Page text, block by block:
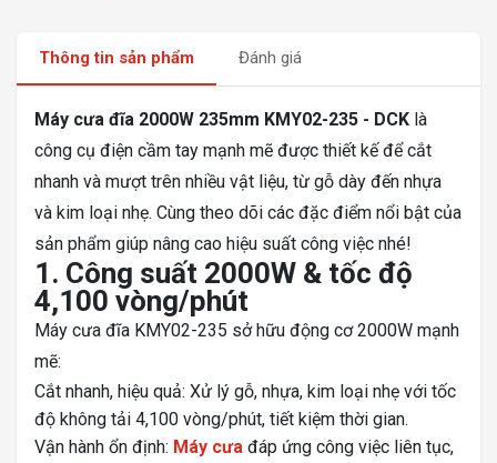
Thông tin sản phẩm Đánh giá
Máy cưa đĩa 2000W 235mm KMY02-235 - DCK là
công cụ điện cầm tay mạnh mẽ được thiết kế để cắt
nhanh và mượt trên nhiều vật liệu, từ gỗ dày đến nhựa
và kim loại nhẹ. Cùng theo dõi các đặc điểm nổi bật của
sản phẩm giúp nâng cao hiệu suất công việc nhé!
1. Công suất 2000W & tốc độ
4,100 vòng/phút
Máy cưa đĩa KMY02-235 sở hữu động cơ 2000W mạnh
mẽ:
Cắt nhanh, hiệu quả: Xử lý gỗ, nhựa, kim loại nhẹ với tốc
độ không tải 4,100 vòng/phút, tiết kiệm thời gian.
Vận hành ổn định: Máy cưa đáp ứng công việc liên tục,